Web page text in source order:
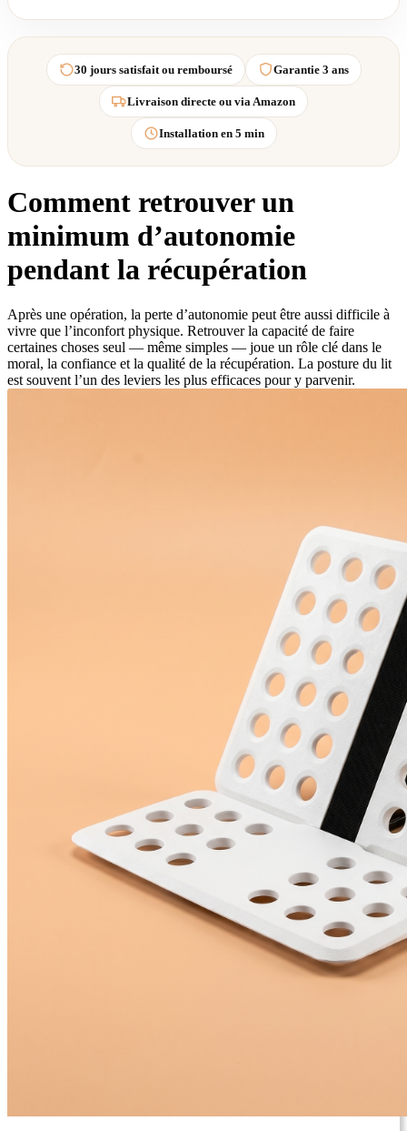
30 jours satisfait ou remboursé Garantie 3 ans
Livraison directe ou via Amazon
Installation en 5 min
Comment retrouver un
minimum d’autonomie
pendant la récupération
Après une opération, la perte d’autonomie peut être aussi difficile à
vivre que l’inconfort physique. Retrouver la capacité de faire
certaines choses seul — même simples — joue un rôle clé dans le
moral, la confiance et la qualité de la récupération. La posture du lit
est souvent l’un des leviers les plus efficaces pour y parvenir.